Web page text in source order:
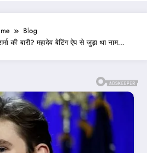
Blog
की बारी? महादेव बेटिंग ऐप से जुड़ा था नाम…